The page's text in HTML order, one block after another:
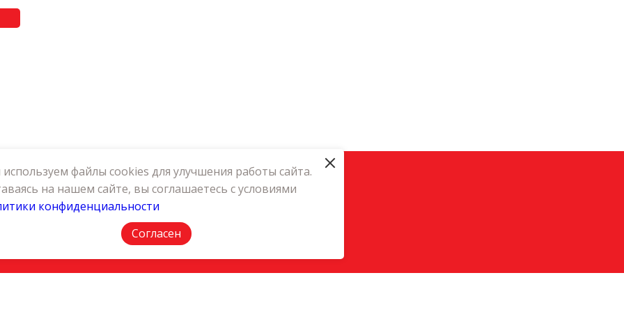
ПОЛИТИКА КОНФИДЕНЦИАЛЬНОСТИ
файлы cookies для улучшения работы сайта.
на нашем сайте, вы соглашаетесь с условиями
конфиденциальности
Согласен